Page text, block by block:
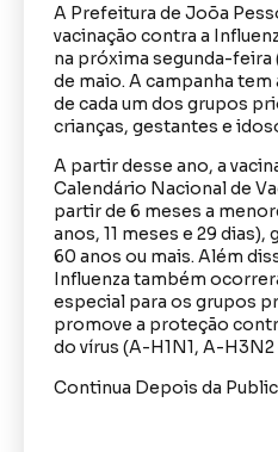
A Prefeitura de Joõa
vacinação contra a
na próxima segunda-feira
de maio. A campanha tem
de cada um dos grupos
crianças, gestantes e
A partir desse ano, a
Calendário Nacional de
partir de 6 meses a
anos, 11 meses e 29
60 anos ou mais. Além
Influenza também
especial para os grupos
promove a proteção
do vírus (A-H1N1, A-H3N2
Continua Depois da